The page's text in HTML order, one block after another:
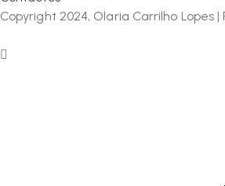
Copyright 2024, Olaria Carrilho Lopes |